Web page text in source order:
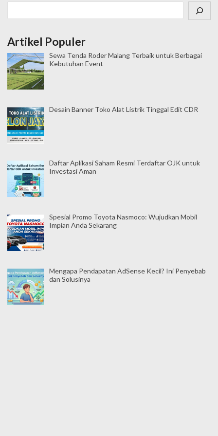
Artikel Populer
Sewa Tenda Roder Malang Terbaik untuk Berbagai
Kebutuhan Event
Desain Banner Toko Alat Listrik Tinggal Edit CDR
Daftar Aplikasi Saham Resmi Terdaftar OJK untuk
Investasi Aman
Spesial Promo Toyota Nasmoco: Wujudkan Mobil
Impian Anda Sekarang
Mengapa Pendapatan AdSense Kecil? Ini Penyebab
dan Solusinya